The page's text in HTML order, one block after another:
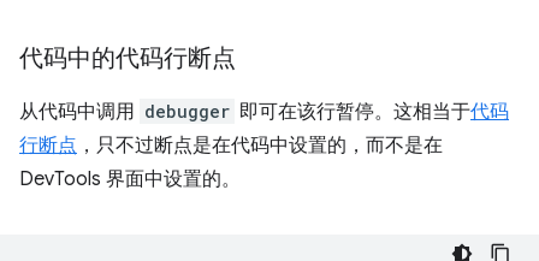
代码中的代码行断点
从代码中调用 debugger 即可在该行暂停。这相当于代码
行断点 ，只不过断点是在代码中设置的，而不是在
DevTools 界面中设置的。